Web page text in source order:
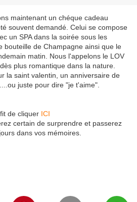
maintenant un chéque cadeau
souvent demandé. Celui se compose
un SPA dans la soirée sous les
bouteille de Champagne ainsi que le
matin. Nous l'appelons le LOV
plus romantique dans la nature.
la saint valentin, un anniversaire de
juste pour dire "je t'aime".
de cliquer ICI
certain de surprendre et passerez
dans vos mémoires.